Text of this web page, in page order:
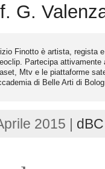
G.
Finotto è artista, regista
Partecipa attivamente
Mtv e le piattaforme
di Belle Arti di
2015 |